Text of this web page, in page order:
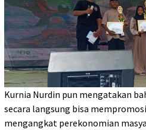
Kurnia Nurdin pun mengatakan
secara langsung bisa
mengangkat perekonomian